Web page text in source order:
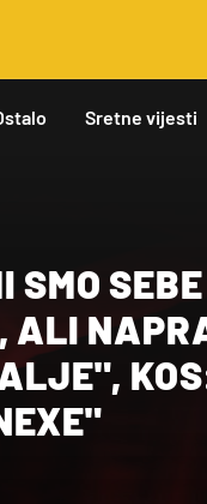
Sretne vijesti
ALI